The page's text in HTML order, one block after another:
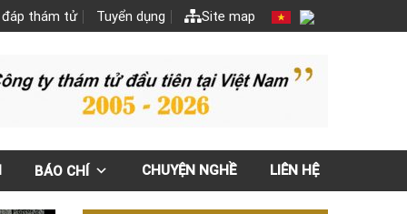
thám tử Tuyển dụng Site map
BÁO CHÍ CHUYỆN NGHỀ LIÊN HỆ